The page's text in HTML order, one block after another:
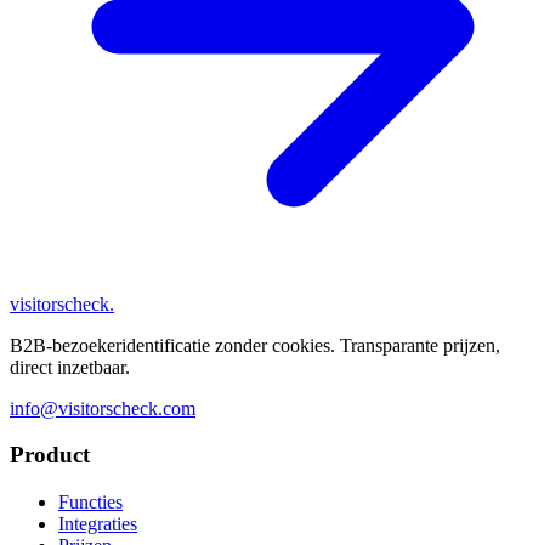
visitorscheck.
B2B-bezoekeridentificatie zonder cookies. Transparante prijzen,
direct inzetbaar.
info@visitorscheck.com
Product
Functies
Integraties